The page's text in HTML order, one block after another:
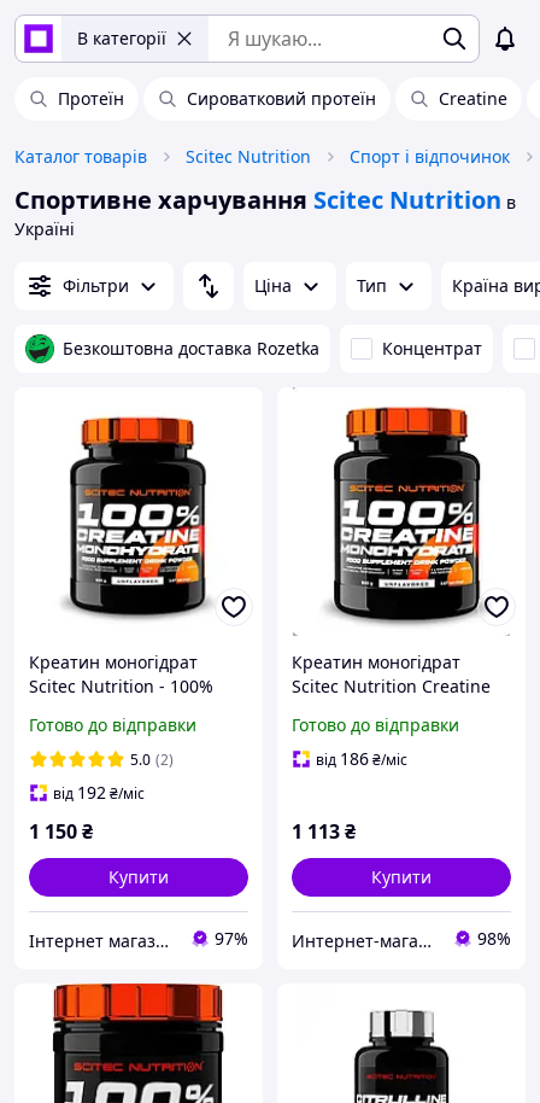
В категорії
Протеїн Сироватковий протеїн Creatine
Каталог товарів Scitec Nutrition Спорт і відпочинок
Спортивне харчування Scitec Nutrition в
Україні
Фільтри Ціна Тип Країна
Безкоштовна доставка Rozetka Концентрат
Креатин моногідрат
Scitec Nutrition - 100%
500 г
Готово до відправки
5.0 (2)
від 192₴/міс
1 150₴
Купити
Інтернет магазин "АТОМ СПОРТ" 97%
Креатин моногідрат
Scitec Nutrition Creatine
енергозабезпечення
м'язевої маси,
Готово до відправки
від 186₴/міс
1 113₴
Купити
Интернет-магазин «SPORT MANIA» 98%